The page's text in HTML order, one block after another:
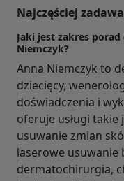
Najczęściej
Jaki jest zakres
Niemczyk?
Anna Niemczyk to
dziecięcy,
doświadczenia i
oferuje usługi takie
usuwanie zmian
laserowe
dermatochirurgia,